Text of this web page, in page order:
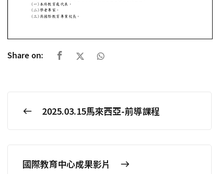
Share on:
2025.03.15馬來西亞-前導課程
國際教育中心成果影片